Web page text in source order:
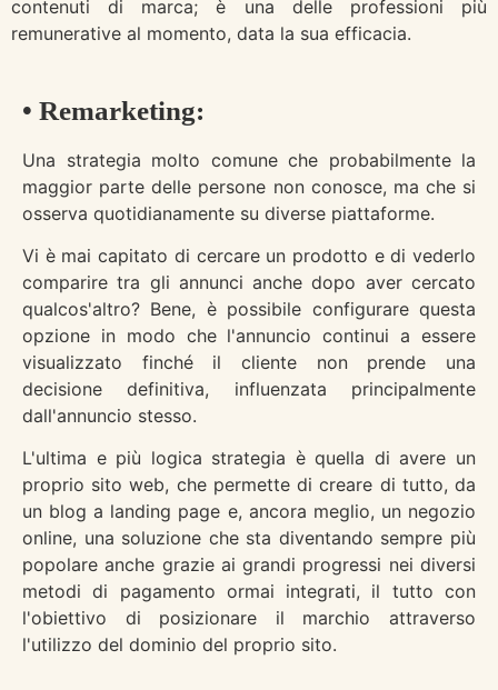
contenuti di marca; è una delle professioni più
remunerative al momento, data la sua efficacia.
• Remarketing:
Una strategia molto comune che probabilmente la
maggior parte delle persone non conosce, ma che si
osserva quotidianamente su diverse piattaforme.
Vi è mai capitato di cercare un prodotto e di vederlo
comparire tra gli annunci anche dopo aver cercato
qualcos'altro? Bene, è possibile configurare questa
opzione in modo che l'annuncio continui a essere
visualizzato finché il cliente non prende una
decisione definitiva, influenzata principalmente
dall'annuncio stesso.
L'ultima e più logica strategia è quella di avere un
proprio sito web, che permette di creare di tutto, da
un blog a landing page e, ancora meglio, un negozio
online, una soluzione che sta diventando sempre più
popolare anche grazie ai grandi progressi nei diversi
metodi di pagamento ormai integrati, il tutto con
l'obiettivo di posizionare il marchio attraverso
l'utilizzo del dominio del proprio sito.